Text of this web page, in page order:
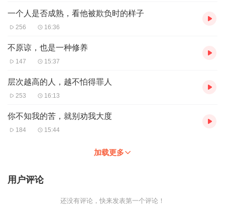
一个人是否成熟，看他被欺负时的样子
256 16:36
不原谅，也是一种修养
147 15:37
层次越高的人，越不怕得罪人
253 16:13
你不知我的苦，就别劝我大度
184 15:44
加载更多
用户评论
还没有评论，快来发表第一个评论！